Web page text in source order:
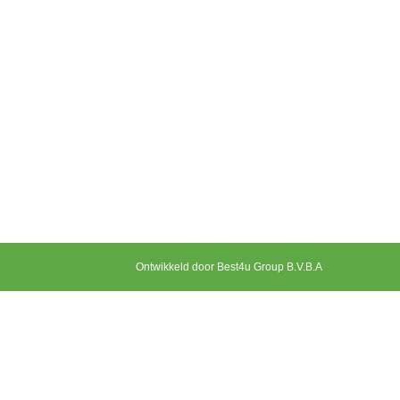
Ontwikkeld door Best4u Group B.V.B.A